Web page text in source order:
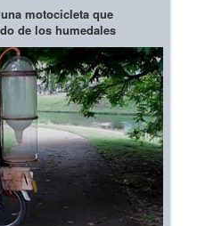
motocicleta que
de los humedales